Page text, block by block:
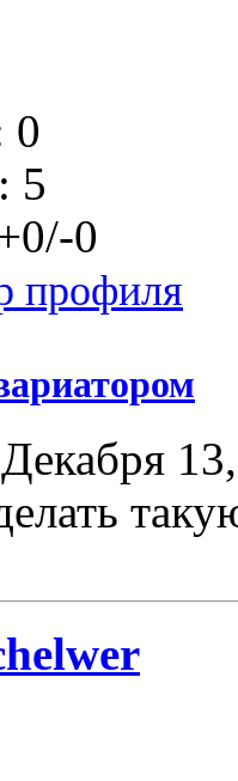
0
5
0
Декабря